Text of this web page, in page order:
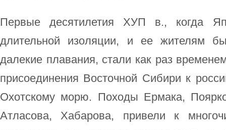
Первые десятилетия ХУП в., когда
длительной изоляции, и ее жителям
далекие плавания, стали как раз
присоединения Восточной Сибири к
Охотскому морю. Походы Ермака,
Атласова, Хабарова, привели к